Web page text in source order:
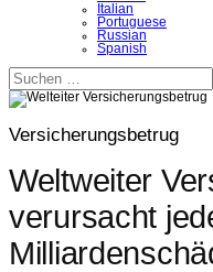
Italian
Portuguese
Russian
Spanish
Suchen
nach:
Versicherungsbetrug
Weltweiter
verursacht